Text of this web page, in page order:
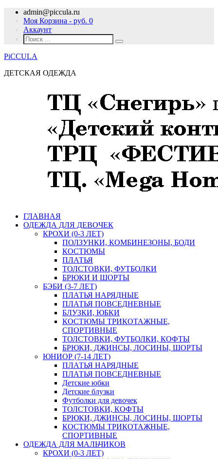
admin@piccula.ru
Моя Корзина - руб. 0
Аккаунт
PiCCULA
ДЕТСКАЯ ОДЕЖДА
ГЛАВНАЯ
ОДЕЖДА ДЛЯ ДЕВОЧЕК
КРОХИ (0-3 ЛЕТ)
ПОЛЗУНКИ, КОМБИНЕЗОНЫ, БОДИ
КОСТЮМЫ
ПЛАТЬЯ
ТОЛСТОВКИ, ФУТБОЛКИ
БРЮКИ И ШОРТЫ
БЭБИ (3-7 ЛЕТ)
ПЛАТЬЯ НАРЯДНЫЕ
ПЛАТЬЯ ПОВСЕДНЕВНЫЕ
БЛУЗКИ, ЮБКИ
КОСТЮМЫ ТРИКОТАЖНЫЕ,
СПОРТИВНЫЕ
ТОЛСТОВКИ, ФУТБОЛКИ, КОФТЫ
БРЮКИ, ДЖИНСЫ, ЛОСИНЫ, ШОРТЫ
ЮНИОР (7-14 ЛЕТ)
ПЛАТЬЯ НАРЯДНЫЕ
ПЛАТЬЯ ПОВСЕДНЕВНЫЕ
Детские юбки
Детские блузки
Футболки для девочек
ТОЛСТОВКИ, КОФТЫ
БРЮКИ, ДЖИНСЫ, ЛОСИНЫ, ШОРТЫ
КОСТЮМЫ ТРИКОТАЖНЫЕ,
СПОРТИВНЫЕ
ОДЕЖДА ДЛЯ МАЛЬЧИКОВ
КРОХИ (0-3 ЛЕТ)